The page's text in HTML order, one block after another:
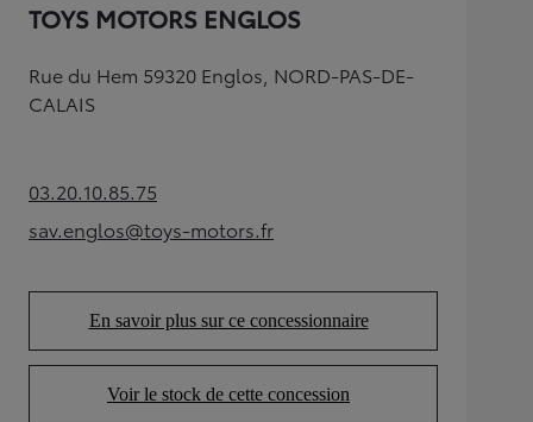
TOYS MOTORS ENGLOS
Rue du Hem 59320 Englos, NORD-PAS-DE-
CALAIS
03.20.10.85.75(Opens in new tab)
sav.englos@toys-motors.fr
(Opens in new tab)
En savoir plus sur ce concessionnaire
(Opens in new tab)
Voir le stock de cette concession
(Opens in new tab)